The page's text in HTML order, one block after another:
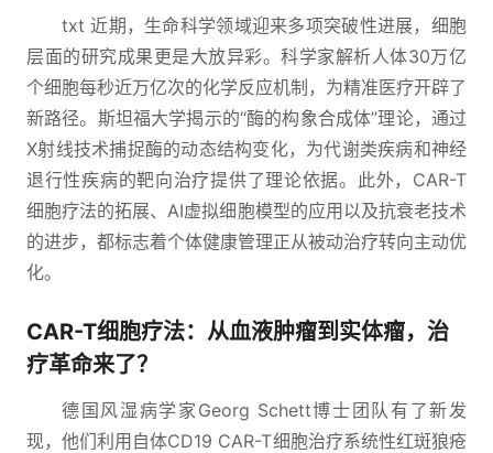
txt 近期，生命科学领域迎来多项突破性进展，细胞
层面的研究成果更是大放异彩。科学家解析人体30万亿
个细胞每秒近万亿次的化学反应机制，为精准医疗开辟了
新路径。斯坦福大学揭示的“酶的构象合成体”理论，通过
X射线技术捕捉酶的动态结构变化，为代谢类疾病和神经
退行性疾病的靶向治疗提供了理论依据。此外，CAR-T
细胞疗法的拓展、AI虚拟细胞模型的应用以及抗衰老技术
的进步，都标志着个体健康管理正从被动治疗转向主动优
化。
CAR-T细胞疗法：从血液肿瘤到实体瘤，治
疗革命来了？
德国风湿病学家Georg Schett博士团队有了新发
现，他们利用自体CD19 CAR-T细胞治疗系统性红斑狼疮